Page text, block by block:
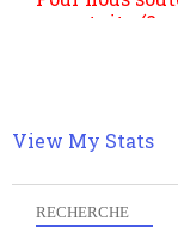
RECHERCHE
multiples
hésitation,
View My Stats